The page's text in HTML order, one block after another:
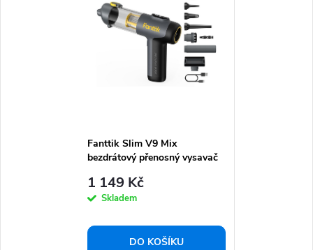
Fanttik Slim V9 Mix
bezdrátový přenosný vysavač
1 149 Kč
Skladem
DO KOŠÍKU